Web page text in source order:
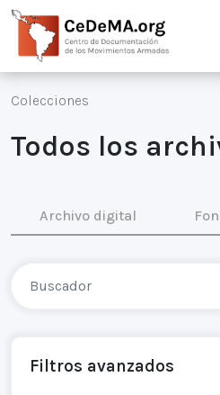
Colecciones
Todos los
Archivo digital
Filtros avanzados